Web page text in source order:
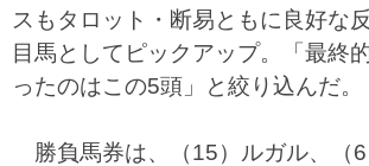
スもタロット・断易ともに良好な
目馬としてピックアップ。「最終
ったのはこの5頭」と絞り込んだ。
勝負馬券は、（15）ルガル、（6